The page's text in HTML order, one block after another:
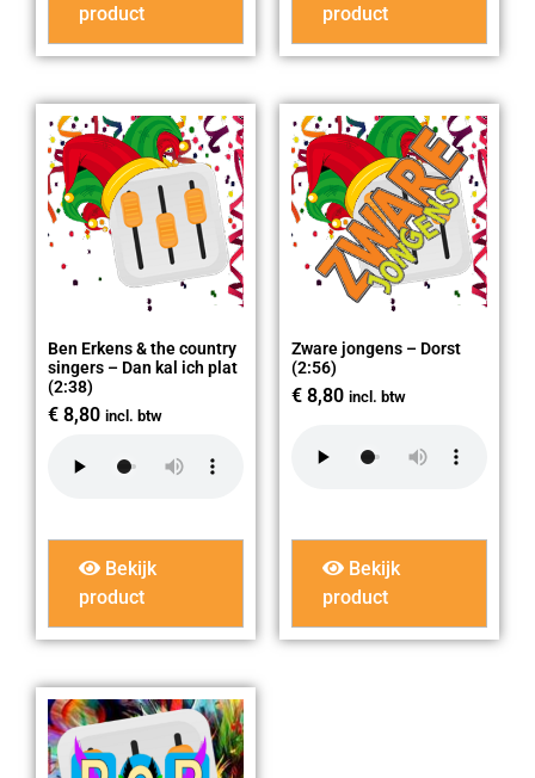
product
product
Ben Erkens & the country
singers – Dan kal ich plat
(2:38)
€ 8,80 incl. btw
Bekijk
product
Zware jongens – Dorst
(2:56)
€ 8,80 incl. btw
Bekijk
product